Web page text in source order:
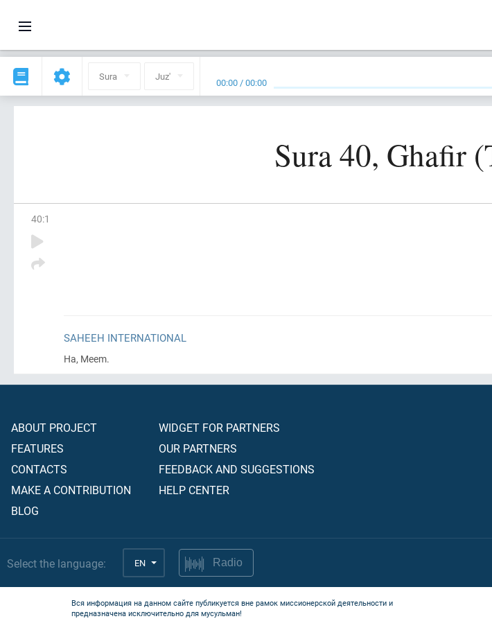
Sura Juz' 00:00 /00:00
Sura 40, Ghafir
40:1
SAHEEH INTERNATIONAL
Ha, Meem.
ABOUT PROJECT
FEATURES
CONTACTS
MAKE A CONTRIBUTION
BLOG
WIDGET FOR PARTNERS
OUR PARTNERS
FEEDBACK AND SUGGESTIONS
HELP CENTER
Select the language: EN Radio
Вся информация на данном сайте публикуется вне рамок миссионерской деятельности и
предназначена исключительно для мусульман!